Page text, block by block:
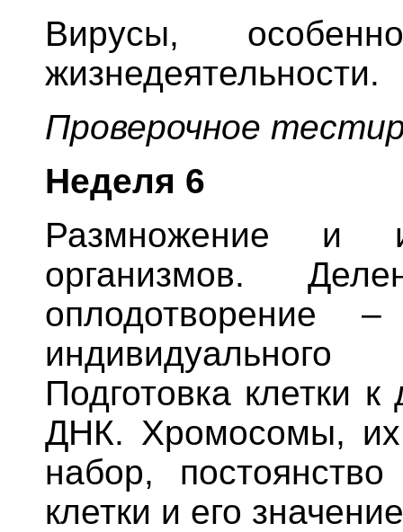
Вирусы,
жизнедеятельности.
Проверочное
Неделя 6
Размножение и
организмов.
оплодотворение
Подготовка клетки
ДНК. Хромосомы,
набор,
клетки и его